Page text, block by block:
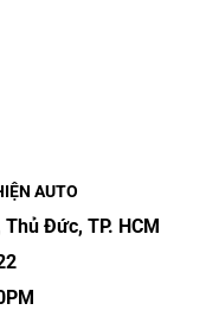
AUTO
Đức, TP. HCM